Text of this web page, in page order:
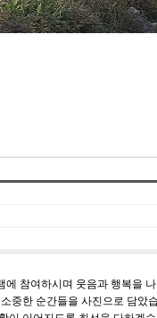
에 참여하시며 웃음과 행복을
중한 순간들을 사진으로 담았